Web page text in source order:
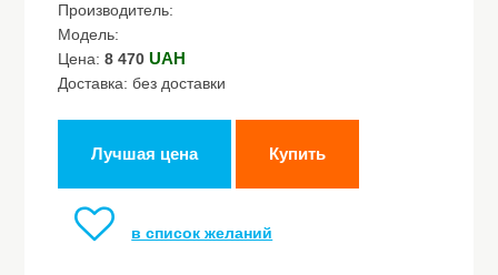
Производитель:
Модель:
Цена:8 470UAH
Доставка: без доставки
Лучшая цена Купить
в список желаний